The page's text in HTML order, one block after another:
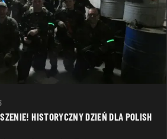
HISTORYCZNY DZIEŃ DLA POLISH